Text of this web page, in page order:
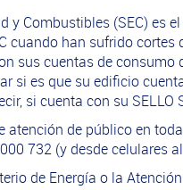
y Combustibles (SEC)
cuando han sufrido
sus cuentas de consumo
si es que su edificio
si cuenta con su SELLO
atención de público en
732 (y desde celulares
de Energía o la